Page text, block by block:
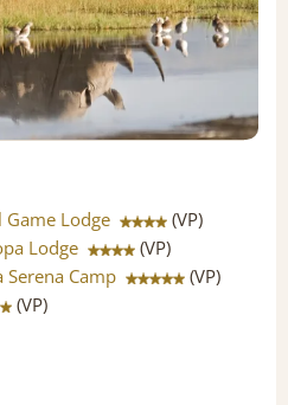
Lodge
(VP)
Lodge
(VP)
Serena Camp
(VP)
(VP)